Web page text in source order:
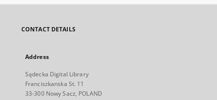
CONTACT DETAILS
Address
Sądecka Digital Library
Franciszkanska St. 11
33-300 Nowy Sacz, POLAND